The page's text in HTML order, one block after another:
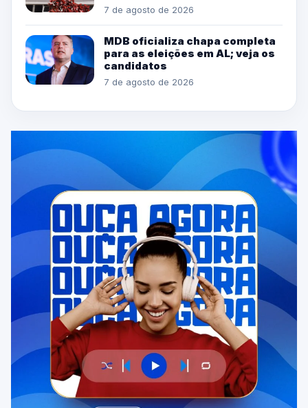
7 de agosto de 2026
MDB oficializa chapa completa
para as eleições em AL; veja os
candidatos
7 de agosto de 2026